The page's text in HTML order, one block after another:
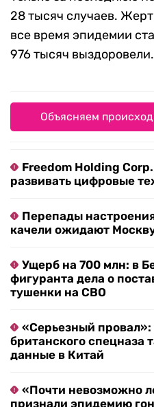
28 тысяч случаев.
все время эпидемии
976 тысяч выздоровели.
Объясняем
Freedom Holding
развивать цифровые
Перепады
качели ожидают
Ущерб на 700 млн: в
фигуранта дела о
тушенки на СВО
«Серьезный
британского спецназа
данные в Китай
«Почти невозможно
признали эпидемию